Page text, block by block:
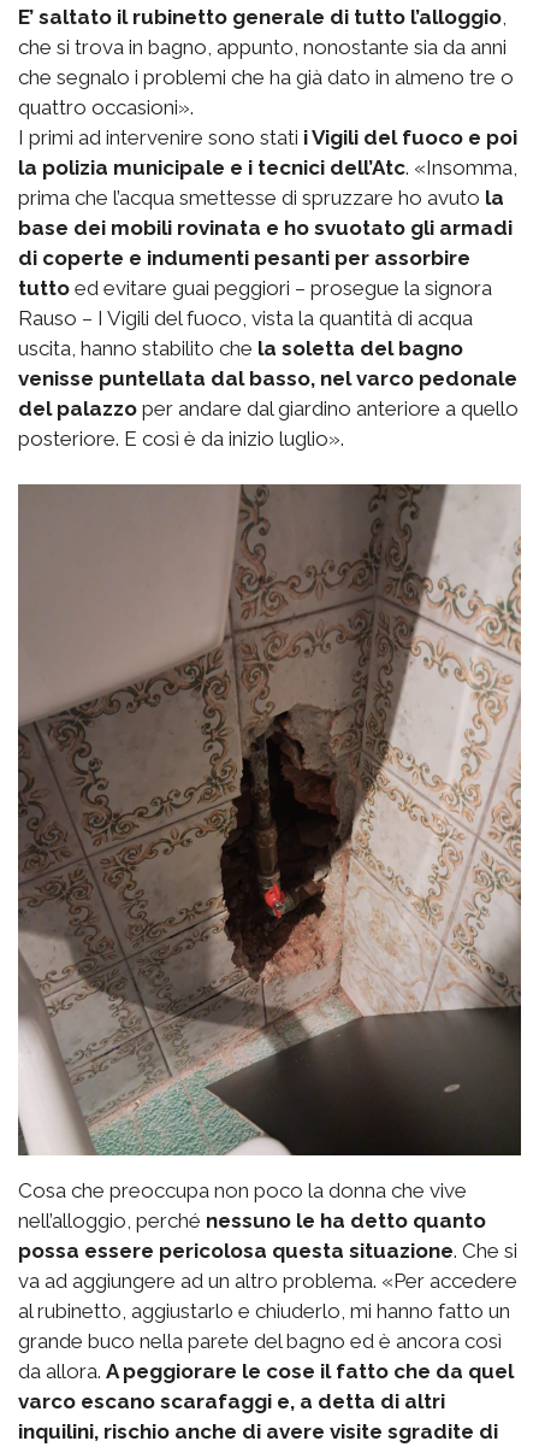
E’ saltato il rubinetto generale di tutto l’alloggio
che si trova in bagno, appunto, nonostante sia da anni
che segnalo i problemi che ha già dato in almeno tre o
quattro occasioni».
I primi ad intervenire sono stati i Vigili del fuoco e poi
la polizia municipale e i tecnici dell’Atc. «Insomma,
prima che l’acqua smettesse di spruzzare ho avuto la
base dei mobili rovinata e ho svuotato gli armadi
di coperte e indumenti pesanti per assorbire
tutto ed evitare guai peggiori – prosegue la signora
Rauso – I Vigili del fuoco, vista la quantità di acqua
uscita, hanno stabilito che la soletta del bagno
venisse puntellata dal basso, nel varco pedonale
del palazzo per andare dal giardino anteriore a quello
posteriore. E così è da inizio luglio».
Cosa che preoccupa non poco la donna che vive
nell’alloggio, perché nessuno le ha detto quanto
possa essere pericolosa questa situazione. Che si
va ad aggiungere ad un altro problema. «Per accedere
al rubinetto, aggiustarlo e chiuderlo, mi hanno fatto un
grande buco nella parete del bagno ed è ancora così
da allora. A peggiorare le cose il fatto che da quel
varco escano scarafaggi e, a detta di altri
inquilini, rischio anche di avere visite sgradite di